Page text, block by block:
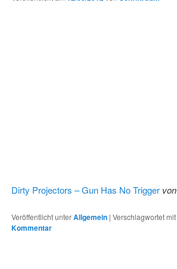
Dirty Projectors – Gun Has No Trigger von
Veröffentlicht unterAllgemein | Verschlagwortet mit
Kommentar